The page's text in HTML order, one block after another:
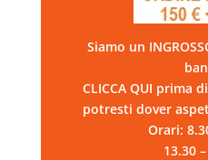
Siamo un
CLICCA QUI prima
potresti dover
Orari:
13.30